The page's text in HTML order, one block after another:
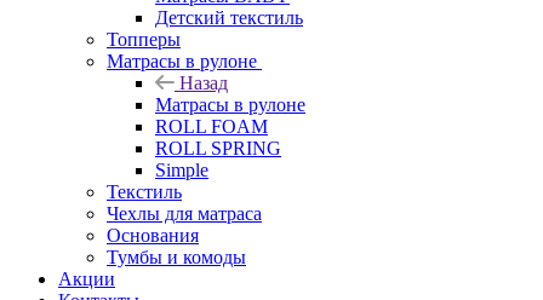
Детский текстиль
Топперы
Матрасы в рулоне
Назад
Матрасы в рулоне
ROLL FOAM
ROLL SPRING
Simple
Текстиль
Чехлы для матраса
Основания
Тумбы и комоды
Акции